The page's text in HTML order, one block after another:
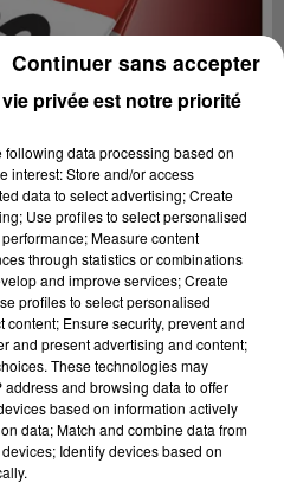
privée est notre priorité
following data processing based on
interest: Store and/or access
data to select advertising; Create
Use profiles to select personalised
Measure content
through statistics or combinations
and improve services; Create
profiles to select personalised
Ensure security, prevent and
and present advertising and content;
These technologies may
and browsing data to offer
based on information actively
data; Match and combine data from
Identify devices based on
Continuer sans accepter